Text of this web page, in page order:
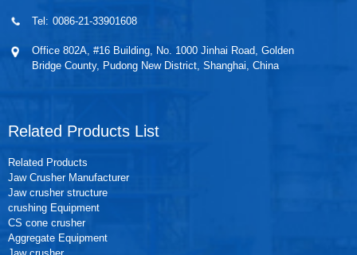
Tel: 0086-21-33901608
Office 802A, #16 Building, No. 1000 Jinhai Road, Golden
Bridge County, Pudong New District, Shanghai, China
Related Products List
Related Products
Jaw Crusher Manufacturer
Jaw crusher structure
crushing Equipment
CS cone crusher
Aggregate Equipment